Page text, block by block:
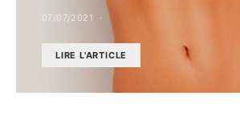
07/07/2021
LIRE L'ARTICLE